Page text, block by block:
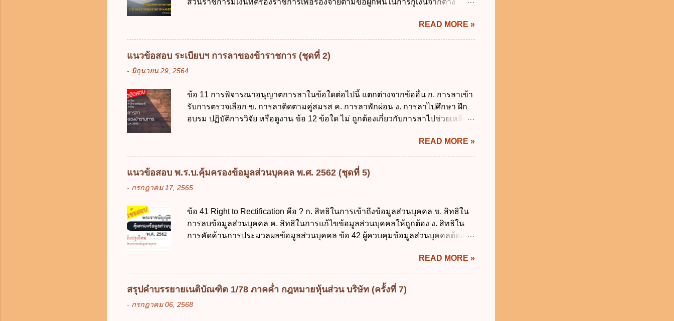
คุ้มครองข้อมูลส่วนบุคคล พ.ศ. 2562 ก. นายกรัฐมนตรี ข. รัฐมนตรีว่าการกระทรวง
ส่วนราชการมีเงินทดรองราชการเพื่อรองจ่ายตามข้อผูกพันในการกู้เงินจากต่าง
ง. สนับสนุนการให้ความช่วยเหลือในกรณีจำเป็นเร่งด่วนที่ไม่สามารถรอการเบิกเงิน
จากงบประมาณได้ ข้อ 2 ระเบียบกระทรวงการคลัง ว่าด้วยเงินทดรองราชการ พ.ศ.
2562 ออกโดยอาศัยกฎหมายแม่บทใด ก. พระราชบัญญัติวิธีการงบประมาณ พ.ศ.
2561 ข. พระราชบัญญัติวินัยการเงินการคลังของรัฐ พ.ศ. 2561 ค. พระราชบัญญัติ
เงินคงคลัง พ.ศ. 2491 ง. ระเบียบกระทรวงการคลัง ว่าด้วยการเบิกเงินจากคลัง การรับ
ราชการผู้เบิกในส่วนภูมิภาคมีอำนาจเก็บรักษาเงินทดรองราชการไว้ ณ ที่ทำการ เพื่อ
สำรองจ่ายได้แห่งละไม่เกินเท่าใร ก. 100,000 บาท ข. 50,000 บาท ค. 30,000 บาท ง.
10,000 บาท ข้อ 4 ดอกเบี้ยที่เกิดจากการนำเงินทดรองราชการจำนวนที่เกินกว่า...
READ MORE »
แนวข้อสอบ ระเบียบฯ การลาของข้าราชการ (ชุดที่ 2)
- มิถุนายน 29, 2564
ข้อ 11 การพิจารณาอนุญาตการลาในข้อใดต่อไปนี้ แตกต่างจากข้ออื่น ก. การลาเข้า
รับการตรวจเลือก ข. การลาติดตามคู่สมรส ค. การลาพักผ่อน ง. การลาไปศึกษา ฝึก
อบรม ปฏิบัติการวิจัย หรือดูงาน ข้อ 12 ข้อใด ไม่ ถูกต้องเกี่ยวกับการลาไปช่วยเหลือ
ต้องลาภายใน 90 วัน นับแต่วันที่คลอดบุตร ง. ลาได้ครั้งหนึ่งติดต่อกันไม่เกิน 15 วัน
ทำการ ข้อ 13 สิทธิลากิจส่วนตัวเพื่อเลี้ยงดูบุตร เป็นไปตามข้อใด ก. ลาได้ไม่เกิน 90
วัน ข. ลาต่อเนื่องจากการคลอดบุตรได้ไม่เกิน 90 วันทำการ ค. ลาได้ไม่เกิน 120 วัน
ง. ลาต่อเนื่องจากการคลอดบุตรได้ไม่เกิน 150 วันทำการ ข้อ 14 ตามระเบียบสำนัก
นายกรัฐมนตรี ว่าด้วยการลาของข้าราชการ พ.ศ. 2555 กำหนดให้ข้าราชการที่รับ
พักผ่อนในปีปัจจุบันได้กี่วัน ก. ไม่เกิน 20 วัน ข. ไม่เกิน 30 วัน ค. ไม่เกิน 20 วันทำการ
ง. ไม่เกิน 30 วันทำการ ข้อ 15 การลาติดตามคู่สมรส ต้องมีระยะเวลาไม่เกินกำหนด
ในข้อใดเพื่อมิให้มีผลเป็นการลาออกจากราชการ ก. ไม่เกิน 2 ปี ข. ไม่เกิน 3...
READ MORE »
แนวข้อสอบ พ.ร.บ.คุ้มครองข้อมูลส่วนบุคคล พ.ศ. 2562 (ชุดที่ 5)
- กรกฎาคม 17, 2565
ข้อ 41 Right to Rectification คือ ? ก. สิทธิในการเข้าถึงข้อมูลส่วนบุคคล ข. สิทธิใน
การลบข้อมูลส่วนบุคคล ค. สิทธิในการแก้ไขข้อมูลส่วนบุคคลให้ถูกต้อง ง. สิทธิใน
การคัดค้านการประมวลผลข้อมูลส่วนบุคคล ข้อ 42 ผู้ควบคุมข้อมูลส่วนบุคคลต้อง
ให้เกิดความเข้าใจผิด ง. ถูกทุกข้อ ข้อ 43 มาตรการทางกฎหมายคุ้มครองข้อมูลส่วน
บุคคล ในกรณีผู้ควบคุมข้อมูลส่วนบุคคลไม่ดำเนินการแก้ไขข้อมูลส่วนบุคคลให้ถูก
ต้อง ก. ร้องทุกข์ ข. ร้องเรียน ค. อุทธรณ์ ง. ฟ้องร้อง ข้อ 44 หลักการสำคัญของสิทธิ
ในการลบข้อมูลส่วนบุคคล คือข้อใด ก. สิทธิขอให้ผู้ควบคุมข้อมูลส่วนบุคคลลบ
ข้อมูลส่วนบุคคล ข. ขอให้ทำลายข้อมูลส่วนบุคคล ค. ทำให้ข้อมูลส่วนบุคคลไม่
READ MORE »
สรุปคำบรรยายเนติบัณฑิต 1/78 ภาคค่ำ กฎหมายหุ้นส่วน บริษัท (ครั้งที่ 7)
- กรกฎาคม 06, 2568